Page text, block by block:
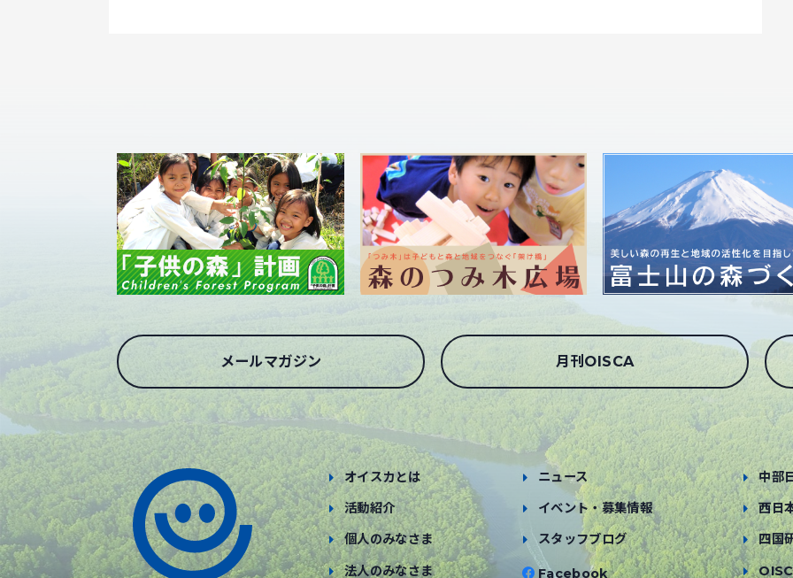
メールマガジン 月刊OISCA
オイスカとは
活動紹介
個人のみなさま
法人のみなさま
ニュース
イベント・募集情報
スタッフブログ
Facebook
中部
西日
四国